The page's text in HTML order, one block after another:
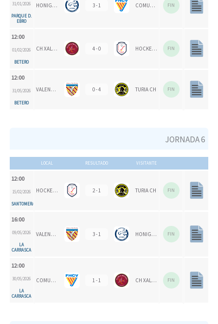
31/01/2026
PARQUE D.
EBRO
HONIGVÖGEL 3 - 1 COMUNITAT VALENCIANA FIN
12:00
01/02/2026
BETERO
CH XALOC 4 - 0 HOCKEYMUR FIN
12:00
31/05/2026
BETERO
VALENCIA CH 0 - 4 TURIA CH FIN
JORNADA 6
LOCAL RESULTADO VISITANTE
12:00
15/02/2026
SANTOMERA
HOCKEYMUR 2 - 1 TURIA CH FIN
16:00
09/05/2026
LA
CARRASCA
VALENCIA CH 3 - 1 HONIGVÖGEL FIN
12:00
30/05/2026
LA
CARRASCA
COMUNITAT VALENCIANA 1 - 1 CH XALOC FIN